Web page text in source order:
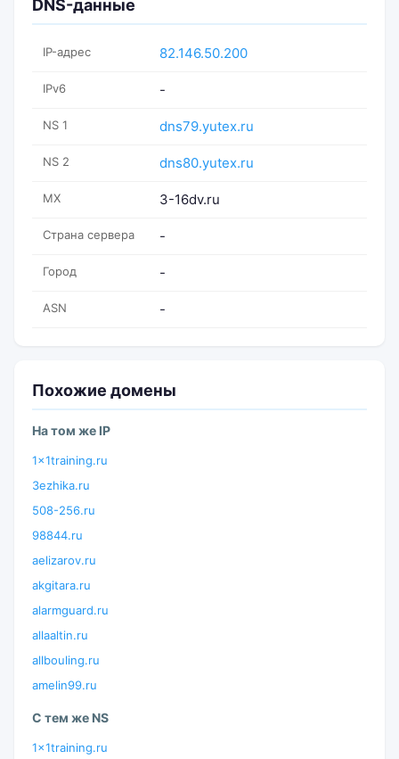
DNS-данные
IP-адрес 82.146.50.200
IPv6 -
NS 1 dns79.yutex.ru
NS 2 dns80.yutex.ru
MX 3-16dv.ru
Страна сервера -
Город -
ASN -
Похожие домены
На том же IP
1x1training.ru
3ezhika.ru
508-256.ru
98844.ru
aelizarov.ru
akgitara.ru
alarmguard.ru
allaaltin.ru
allbouling.ru
amelin99.ru
С тем же NS
1x1training.ru